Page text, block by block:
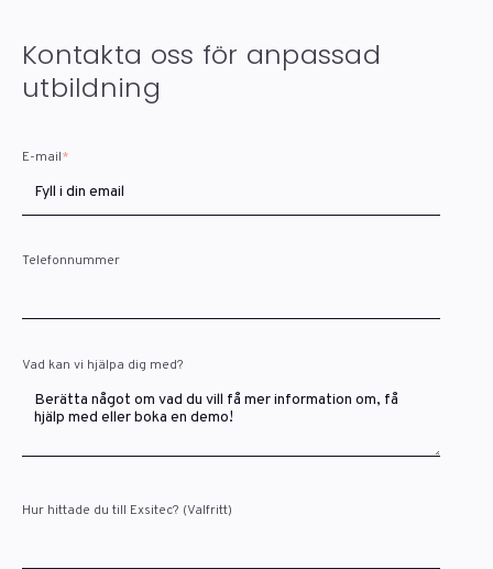
Kontakta oss för anpassad
utbildning
E-mail*
Telefonnummer
Vad kan vi hjälpa dig med?
Hur hittade du till Exsitec? (Valfritt)